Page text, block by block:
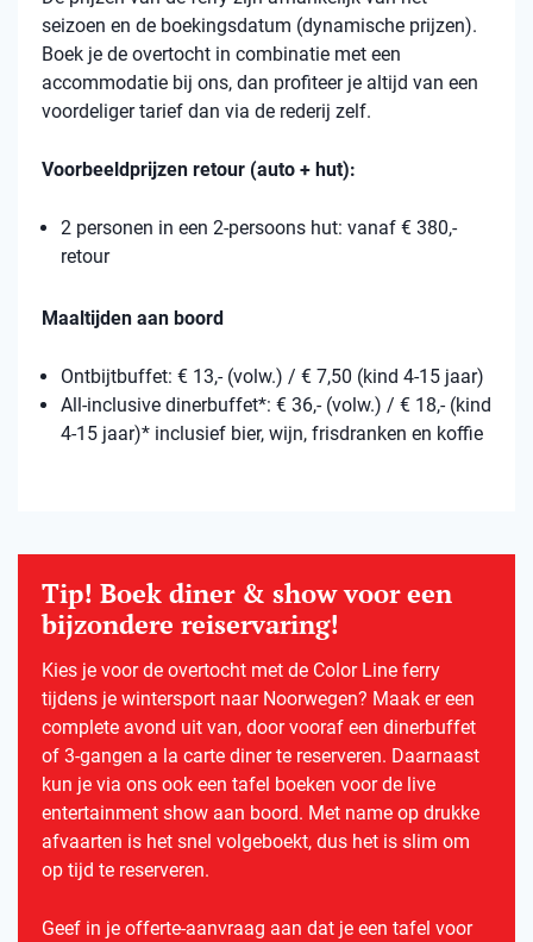
seizoen en de boekingsdatum (dynamische prijzen).
Boek je de overtocht in combinatie met een
accommodatie bij ons, dan profiteer je altijd van een
voordeliger tarief dan via de rederij zelf.
Voorbeeldprijzen retour (auto + hut):
2 personen in een 2-persoons hut: vanaf € 380,-
retour
Maaltijden aan boord
Ontbijtbuffet: € 13,- (volw.) / € 7,50 (kind 4-15 jaar)
All-inclusive dinerbuffet*: € 36,- (volw.) / € 18,- (kind
4-15 jaar)* inclusief bier, wijn, frisdranken en koffie
Tip! Boek diner & show voor een
bijzondere reiservaring!
Kies je voor de overtocht met de Color Line ferry
tijdens je wintersport naar Noorwegen? Maak er een
complete avond uit van, door vooraf een dinerbuffet
of 3-gangen a la carte diner te reserveren. Daarnaast
kun je via ons ook een tafel boeken voor de live
entertainment show aan boord. Met name op drukke
afvaarten is het snel volgeboekt, dus het is slim om
op tijd te reserveren.
Geef in je offerte-aanvraag aan dat je een tafel voor